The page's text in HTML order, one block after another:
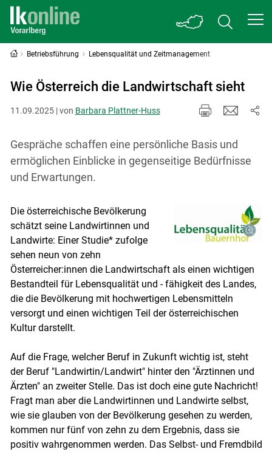
Skip to main content
Betriebsführung Lebensqualität und Zeitmanagement
Wie Österreich die Landwirtschaft sieht
11.09.2025 | von Barbara Plattner-Huss
Gespräche schaffen eine persönliche Basis und
ermöglichen Einblicke in gegenseitige Bedürfnisse
und Erwartungen.
Die österreichische Bevölkerung
schätzt seine Landwirtinnen und
Landwirte: Einer Studie* zufolge
sehen neun von zehn
Österreicher:innen die Landwirtschaft als einen wichtigen
Bestandteil für Lebensqualität und - fähigkeit des Landes,
die die Bevölkerung mit hochwertigen Lebensmitteln
versorgt und einen wichtigen Teil der österreichischen
Kultur darstellt.
Auf die Frage, welcher Beruf in Zukunft wichtig ist, steht
der Beruf "Landwirtin/Landwirt" hinter den "Ärztinnen und
Ärzten" an zweiter Stelle. Das ist doch eine gute Nachricht!
Fragt man aber die Landwirtinnen und Landwirte selbst,
wie sie glauben von der Bevölkerung gesehen zu werden,
kommen nur fünf von zehn zu dem Ergebnis, dass sie
positiv wahrgenommen werden. Das Selbst- und Fremdbild